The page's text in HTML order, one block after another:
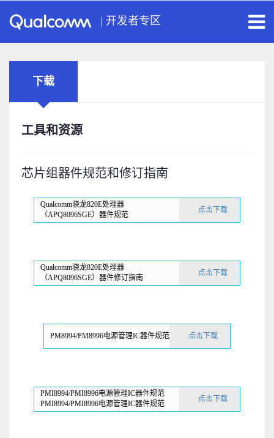
| 开发者专区
下载
工具和资源
芯片组器件规范和修订指南
Qualcomm骁龙820E处理器
（APQ8096SGE）器件规范
点击下载
Qualcomm骁龙820E处理器
（APQ8096SGE）器件修订指南
点击下载
PM8994/PM8996电源管理IC器件规范 点击下载
PMI8994/PMI8996电源管理IC器件规范
PMI8994/PMI8996电源管理IC器件规范
点击下载